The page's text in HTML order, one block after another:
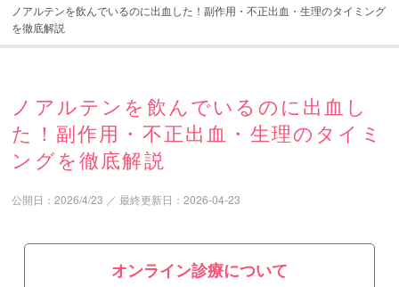
ノアルテンを飲んでいるのに出血した！副作用・不正出血・生理のタイミング
を徹底解説
ノアルテンを飲んでいるのに出血し
た！副作用・不正出血・生理のタイミ
ングを徹底解説
公開日：2026/4/23 ／最終更新日：2026-04-23
オンライン診療について